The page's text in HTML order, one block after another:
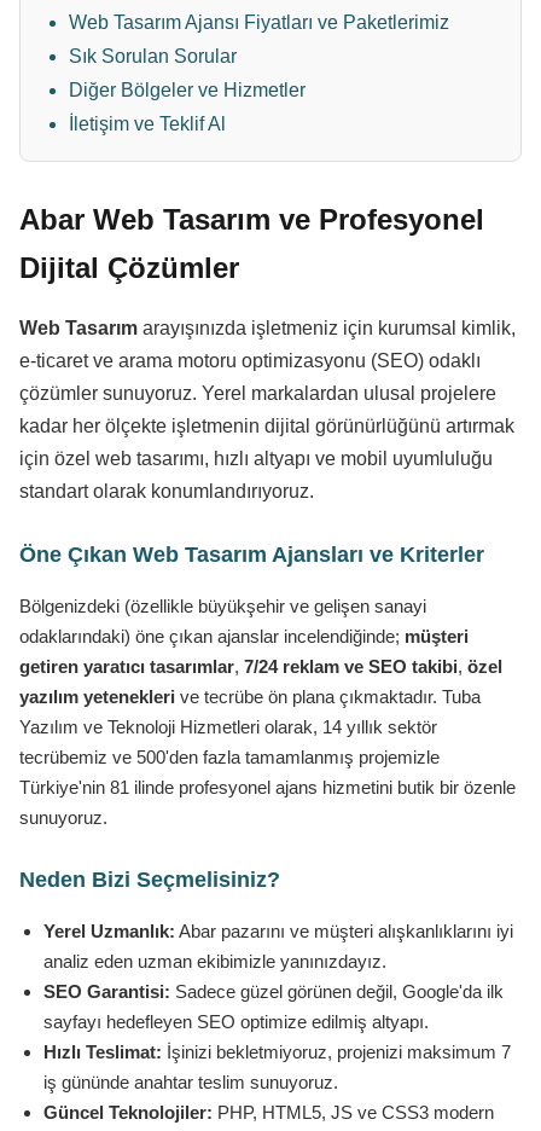
Web Tasarım Ajansı Fiyatları ve Paketlerimiz
Sık Sorulan Sorular
Diğer Bölgeler ve Hizmetler
İletişim ve Teklif Al
Abar Web Tasarım ve Profesyonel
Dijital Çözümler
Web Tasarım arayışınızda işletmeniz için kurumsal kimlik,
e-ticaret ve arama motoru optimizasyonu (SEO) odaklı
çözümler sunuyoruz. Yerel markalardan ulusal projelere
kadar her ölçekte işletmenin dijital görünürlüğünü artırmak
için özel web tasarımı, hızlı altyapı ve mobil uyumluluğu
standart olarak konumlandırıyoruz.
Öne Çıkan Web Tasarım Ajansları ve Kriterler
Bölgenizdeki (özellikle büyükşehir ve gelişen sanayi
odaklarındaki) öne çıkan ajanslar incelendiğinde; müşteri
getiren yaratıcı tasarımlar, 7/24 reklam ve SEO takibi, özel
yazılım yetenekleri ve tecrübe ön plana çıkmaktadır. Tuba
Yazılım ve Teknoloji Hizmetleri olarak, 14 yıllık sektör
tecrübemiz ve 500'den fazla tamamlanmış projemizle
Türkiye'nin 81 ilinde profesyonel ajans hizmetini butik bir özenle
sunuyoruz.
Neden Bizi Seçmelisiniz?
Yerel Uzmanlık: Abar pazarını ve müşteri alışkanlıklarını iyi
analiz eden uzman ekibimizle yanınızdayız.
SEO Garantisi: Sadece güzel görünen değil, Google'da ilk
sayfayı hedefleyen SEO optimize edilmiş altyapı.
Hızlı Teslimat: İşinizi bekletmiyoruz, projenizi maksimum 7
iş gününde anahtar teslim sunuyoruz.
Güncel Teknolojiler: PHP, HTML5, JS ve CSS3 modern